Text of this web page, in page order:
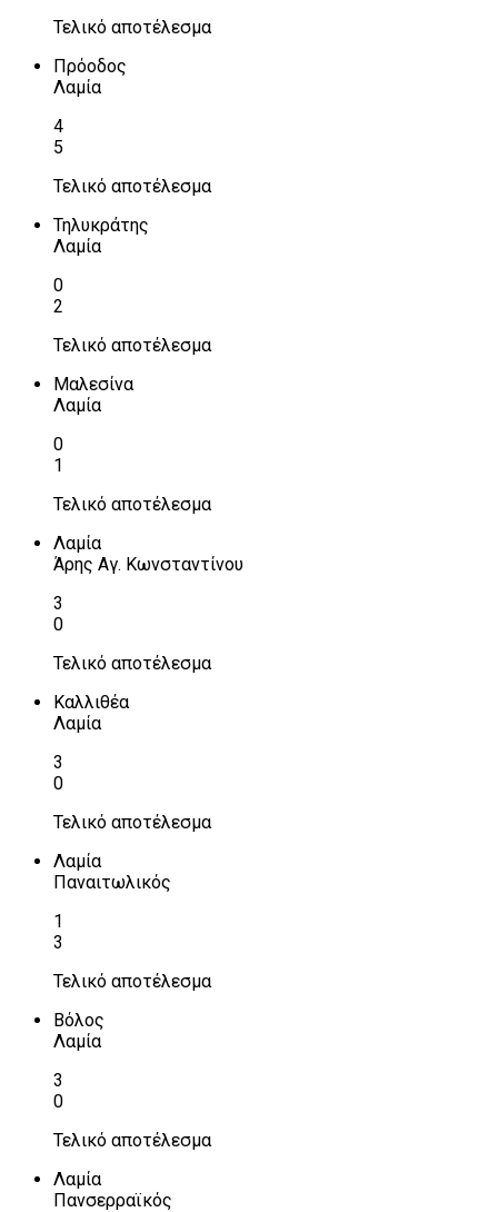
Τελικό αποτέλεσμα
Πρόοδος
Λαμία
4
5
Τελικό αποτέλεσμα
Τηλυκράτης
Λαμία
0
2
Τελικό αποτέλεσμα
Μαλεσίνα
Λαμία
0
1
Τελικό αποτέλεσμα
Λαμία
Άρης Αγ. Κωνσταντίνου
3
0
Τελικό αποτέλεσμα
Καλλιθέα
Λαμία
3
0
Τελικό αποτέλεσμα
Λαμία
Παναιτωλικός
1
3
Τελικό αποτέλεσμα
Βόλος
Λαμία
3
0
Τελικό αποτέλεσμα
Λαμία
Πανσερραϊκός